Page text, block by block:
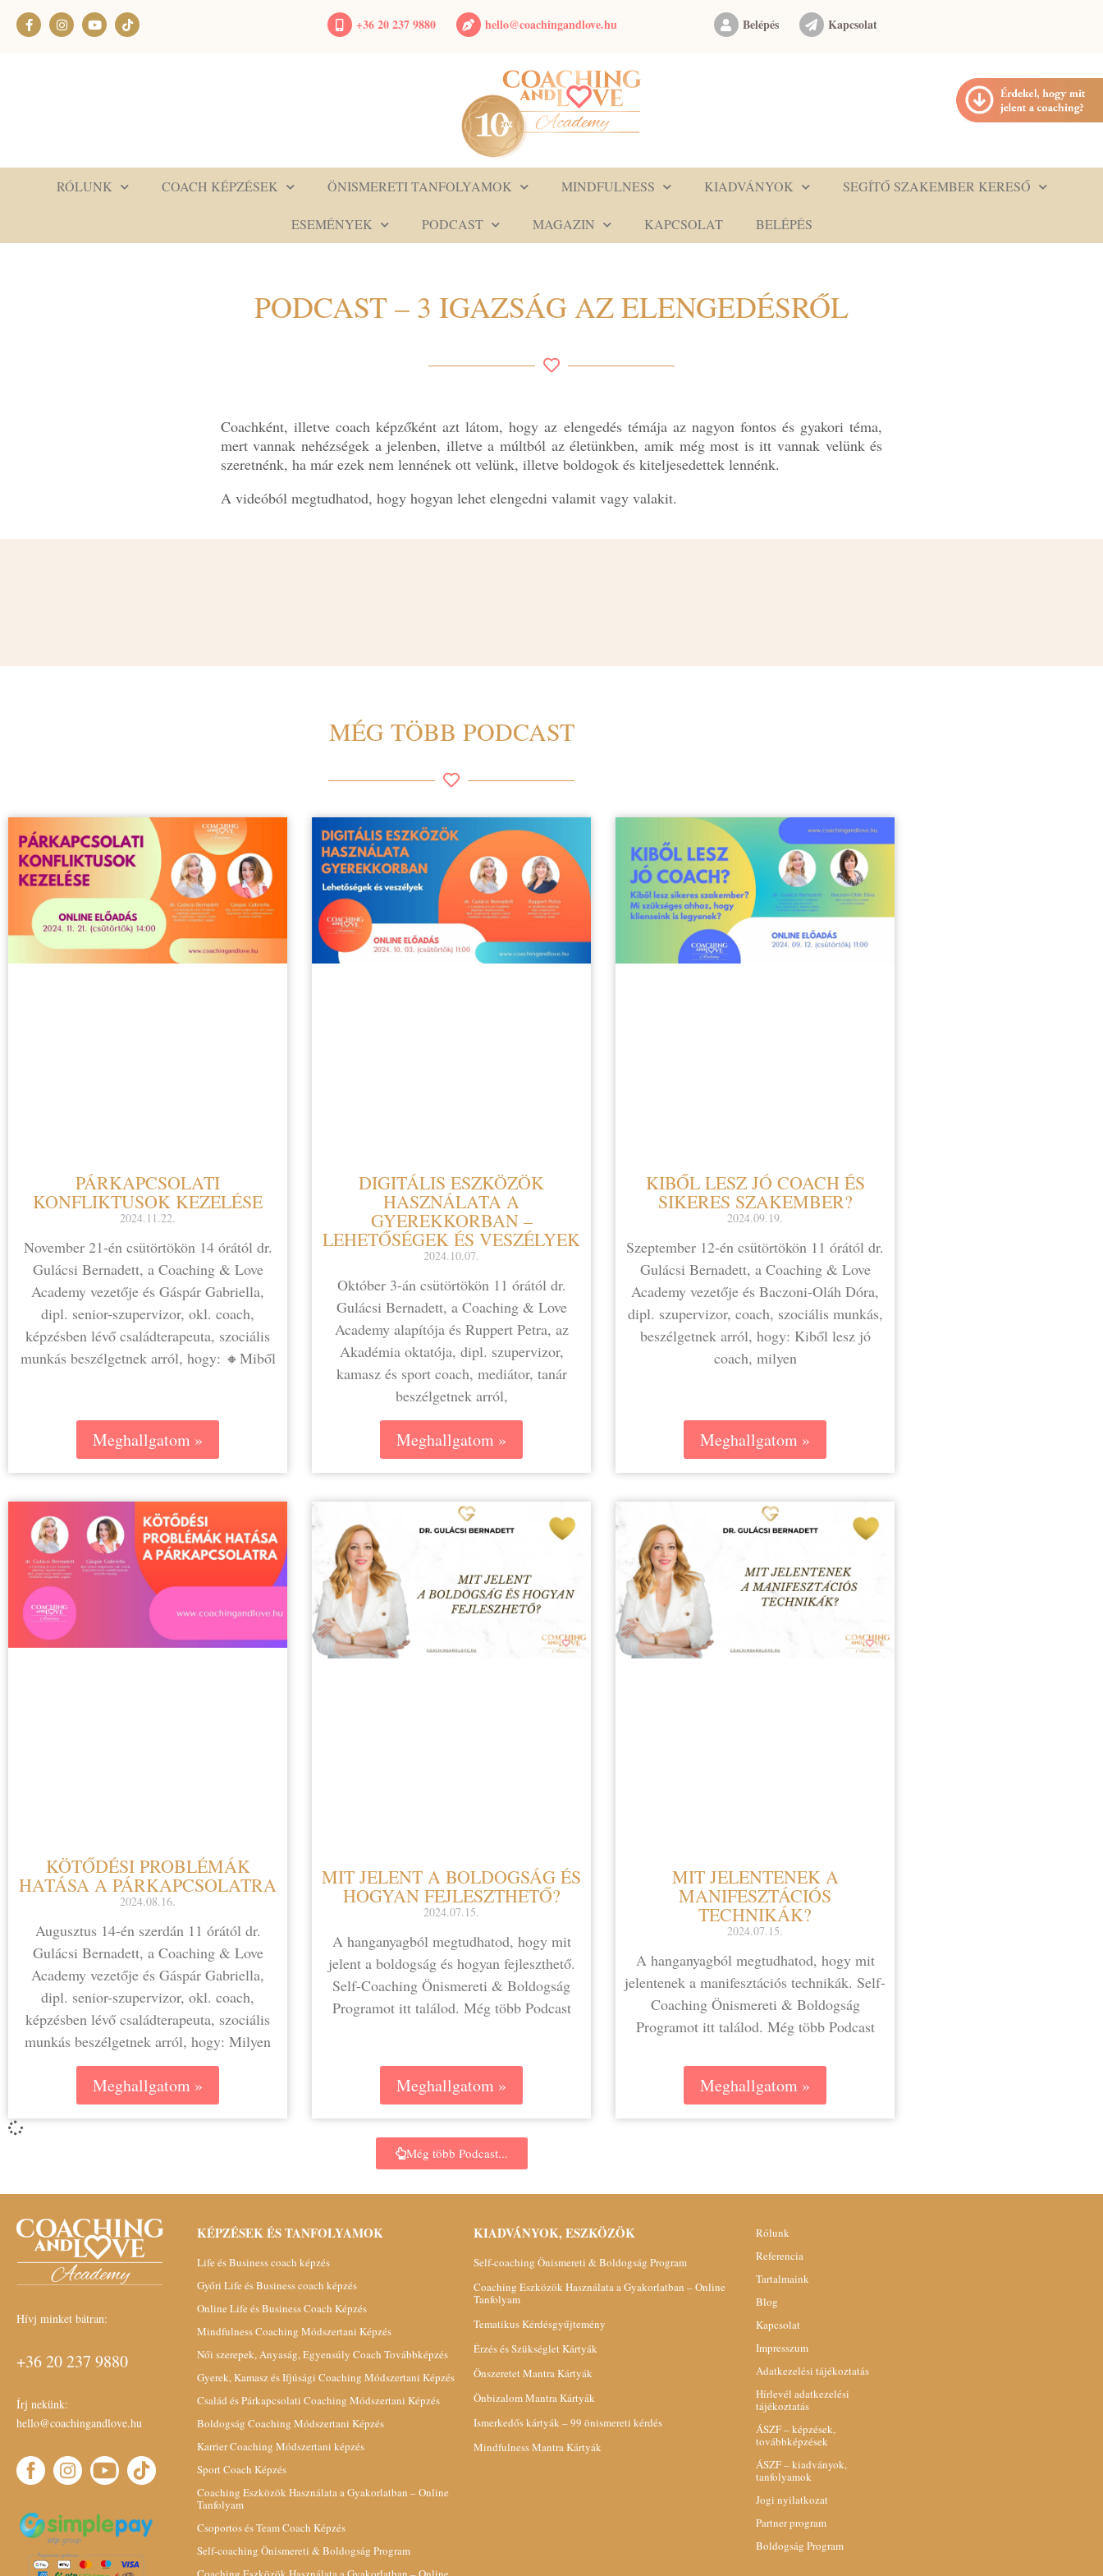
+36 20 237 9880 hello@coachingandlove.hu Belépés Kapcsolat
RÓLUNK COACH KÉPZÉSEK ÖNISMERETI TANFOLYAMOK MINDFULNESS KIADVÁNYOK SEGÍTŐ SZAKEMBER KERESŐ
ESEMÉNYEK PODCAST MAGAZIN KAPCSOLAT BELÉPÉS
PODCAST – 3 IGAZSÁG AZ ELENGEDÉSRŐL
Coachként, illetve coach képzőként azt látom, hogy az elengedés témája az nagyon fontos és gyakori téma,
mert vannak nehézségek a jelenben, illetve a múltból az életünkben, amik még most is itt vannak velünk és
szeretnénk, ha már ezek nem lennének ott velünk, illetve boldogok és kiteljesedettek lennénk.
A videóból megtudhatod, hogy hogyan lehet elengedni valamit vagy valakit.
MÉG TÖBB PODCAST
PÁRKAPCSOLATI
KONFLIKTUSOK KEZELÉSE
2024.11.22.
November 21-én csütörtökön 14 órától dr.
Gulácsi Bernadett, a Coaching & Love
Academy vezetője és Gáspár Gabriella,
dipl. senior-szupervizor, okl. coach,
képzésben lévő családterapeuta, szociális
munkás beszélgetnek arról, hogy: 🔸Miből
Meghallgatom »
DIGITÁLIS ESZKÖZÖK
HASZNÁLATA A
GYEREKKORBAN –
LEHETŐSÉGEK ÉS VESZÉLYEK
2024.10.07.
Október 3-án csütörtökön 11 órától dr.
Gulácsi Bernadett, a Coaching & Love
Academy alapítója és Ruppert Petra, az
Akadémia oktatója, dipl. szupervizor,
kamasz és sport coach, mediátor, tanár
beszélgetnek arról,
Meghallgatom »
KIBŐL LESZ JÓ COACH ÉS
SIKERES SZAKEMBER?
2024.09.19.
Szeptember 12-én csütörtökön 11 órától dr.
Gulácsi Bernadett, a Coaching & Love
Academy vezetője és Baczoni-Oláh Dóra,
dipl. szupervizor, coach, szociális munkás,
beszélgetnek arról, hogy: Kiből lesz jó
coach, milyen
Meghallgatom »
KÖTŐDÉSI PROBLÉMÁK
HATÁSA A PÁRKAPCSOLATRA
2024.08.16.
Augusztus 14-én szerdán 11 órától dr.
Gulácsi Bernadett, a Coaching & Love
Academy vezetője és Gáspár Gabriella,
dipl. senior-szupervizor, okl. coach,
képzésben lévő családterapeuta, szociális
munkás beszélgetnek arról, hogy: Milyen
Meghallgatom »
MIT JELENT A BOLDOGSÁG ÉS
HOGYAN FEJLESZTHETŐ?
2024.07.15.
A hanganyagból megtudhatod, hogy mit
jelent a boldogság és hogyan fejleszthető.
⁠Self-Coaching Önismereti & Boldogság
Programot itt találod. Még több Podcast
Meghallgatom »
MIT JELENTENEK A
MANIFESZTÁCIÓS
TECHNIKÁK?
2024.07.15.
A hanganyagból megtudhatod, hogy mit
jelentenek a manifesztációs technikák. ⁠Self-
Coaching Önismereti & Boldogság
Programot itt találod. Még több Podcast
Meghallgatom »
Még több Podcast...
Hívj minket bátran:
+36 20 237 9880
Írj nekünk:
hello@coachingandlove.hu
KÉPZÉSEK ÉS TANFOLYAMOK
Life és Business coach képzés
Győri Life és Business coach képzés
Online Life és Business Coach Képzés
Mindfulness Coaching Módszertani Képzés
Női szerepek, Anyaság, Egyensúly Coach Továbbképzés
Gyerek, Kamasz és Ifjúsági Coaching Módszertani Képzés
Család és Párkapcsolati Coaching Módszertani Képzés
Boldogság Coaching Módszertani Képzés
Karrier Coaching Módszertani képzés
Sport Coach Képzés
Coaching Eszközök Használata a Gyakorlatban – Online
Tanfolyam
Csoportos és Team Coach Képzés
Self-coaching Önismereti & Boldogság Program
KIADVÁNYOK, ESZKÖZÖK
Self-coaching Önismereti & Boldogság Program
Coaching Eszközök Használata a Gyakorlatban – Online
Tanfolyam
Tematikus Kérdésgyűjtemény
Érzés és Szükséglet Kártyák
Önszeretet Mantra Kártyák
Önbizalom Mantra Kártyák
Ismerkedős kártyák – 99 önismereti kérdés
Mindfulness Mantra Kártyák
Rólunk
Referencia
Tartalmaink
Blog
Kapcsolat
Impresszum
Adatkezelési tájékoztatás
Hírlevél adatkezelési
tájékoztatás
ÁSZF – képzések,
továbbképzések
ÁSZF – kiadványok,
tanfolyamok
Jogi nyilatkozat
Partner program
Boldogság Program